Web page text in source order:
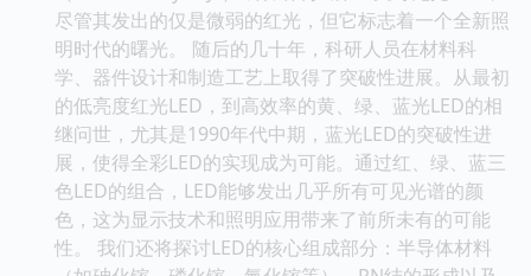
尽管其发出的仅是微弱的红光，但它标志着一个全新照
明时代的曙光。 随后的几十年，科研人员在材料科
学、器件设计和制造工艺上取得了突破性进展。从最初
的低亮度红光LED，到高效率的黄、绿、蓝光LED的相
继问世，尤其是1990年代中期，蓝光LED的突破性进
展，使得全彩LED的实现成为可能。通过红、绿、蓝三
色LED的组合，LED能够发出几乎所有可见光谱的颜
色，这为显示技术和照明应用带来了前所未有的可能
性。 我们还将探讨LED的核心组成部分：半导体材料